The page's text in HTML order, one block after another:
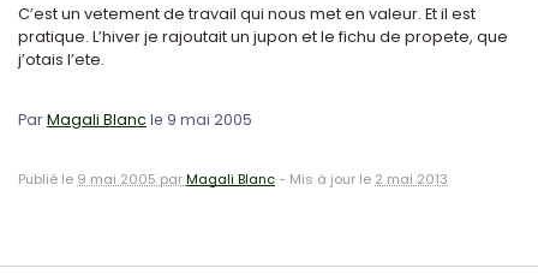
C’est un vetement de travail qui nous met en valeur. Et il est
pratique. L’hiver je rajoutait un jupon et le fichu de propete, que
j’otais l’ete.
ParMagali Blanc le 9 mai 2005
Publié le 9 mai 2005 parMagali Blanc- Mis à jour le 2 mai 2013